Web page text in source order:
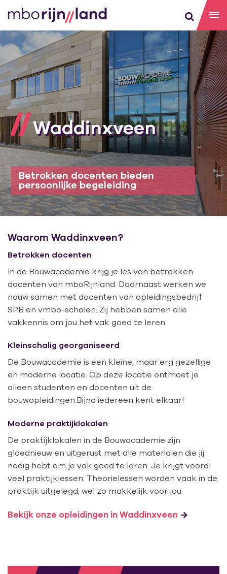
Waddinxveen
Betrokken docenten bieden
persoonlijke begeleiding
Waarom Waddinxveen?
Betrokken docenten
In de Bouwacademie krijg je les van betrokken
docenten van mboRijnland. Daarnaast werken we
nauw samen met docenten van opleidingsbedrijf
SPB en vmbo-scholen. Zij hebben samen alle
vakkennis om jou het vak goed te leren.
Kleinschalig georganiseerd
De Bouwacademie is een kleine, maar erg gezellige
en moderne locatie. Op deze locatie ontmoet je
alleen studenten en docenten uit de
bouwopleidingen.Bijna iedereen kent elkaar!
Moderne praktijklokalen
De praktijklokalen in de Bouwacademie zijn
gloednieuw en uitgerust met alle materialen die jij
nodig hebt om je vak goed te leren. Je krijgt vooral
veel praktijklessen. Theorielessen worden vaak in de
praktijk uitgelegd, wel zo makkelijk voor jou.
Bekijk onze opleidingen in Waddinxveen